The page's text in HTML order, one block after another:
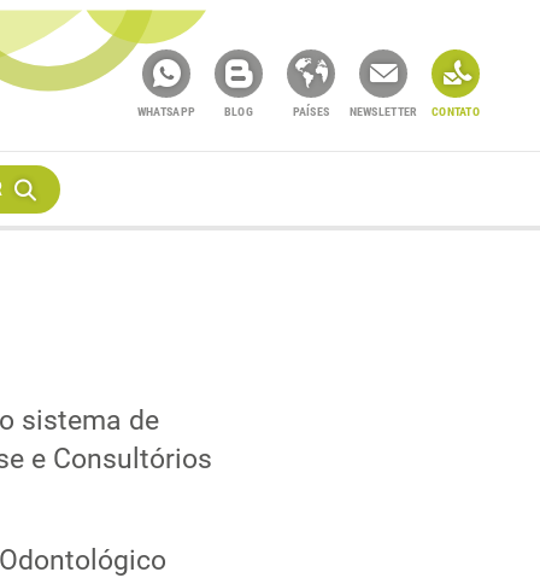
WHATSAPP BLOG PAÍSES NEWSLETTER CONTATO
sistema de
e Consultórios